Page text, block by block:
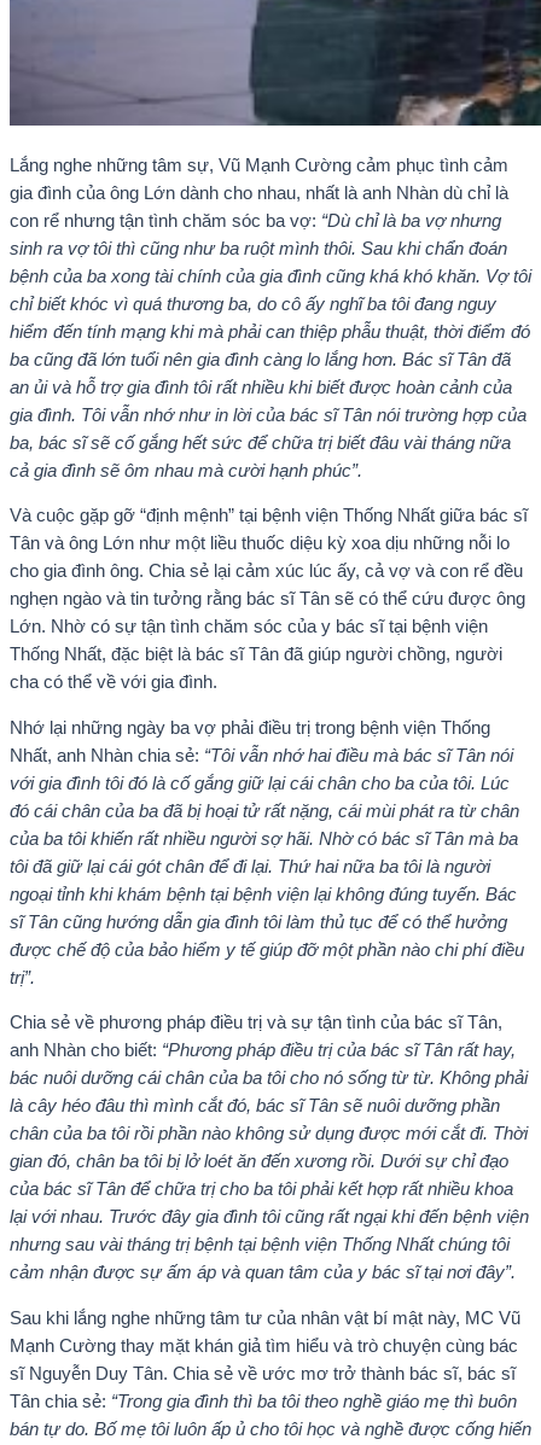
Lắng nghe những tâm sự, Vũ Mạnh Cường cảm phục tình cảm
gia đình của ông Lớn dành cho nhau, nhất là anh Nhàn dù chỉ là
con rể nhưng tận tình chăm sóc ba vợ: “Dù chỉ là ba vợ nhưng
sinh ra vợ tôi thì cũng như ba ruột mình thôi. Sau khi chẩn đoán
bệnh của ba xong tài chính của gia đình cũng khá khó khăn. Vợ tôi
chỉ biết khóc vì quá thương ba, do cô ấy nghĩ ba tôi đang nguy
hiểm đến tính mạng khi mà phải can thiệp phẫu thuật, thời điểm đó
ba cũng đã lớn tuổi nên gia đình càng lo lắng hơn. Bác sĩ Tân đã
an ủi và hỗ trợ gia đình tôi rất nhiều khi biết được hoàn cảnh của
gia đình. Tôi vẫn nhớ như in lời của bác sĩ Tân nói trường hợp của
ba, bác sĩ sẽ cố gắng hết sức để chữa trị biết đâu vài tháng nữa
cả gia đình sẽ ôm nhau mà cười hạnh phúc”.
Và cuộc gặp gỡ “định mệnh” tại bệnh viện Thống Nhất giữa bác sĩ
Tân và ông Lớn như một liều thuốc diệu kỳ xoa dịu những nỗi lo
cho gia đình ông. Chia sẻ lại cảm xúc lúc ấy, cả vợ và con rể đều
nghẹn ngào và tin tưởng rằng bác sĩ Tân sẽ có thể cứu được ông
Lớn. Nhờ có sự tận tình chăm sóc của y bác sĩ tại bệnh viện
Thống Nhất, đặc biệt là bác sĩ Tân đã giúp người chồng, người
cha có thể về với gia đình.
Nhớ lại những ngày ba vợ phải điều trị trong bệnh viện Thống
Nhất, anh Nhàn chia sẻ: “Tôi vẫn nhớ hai điều mà bác sĩ Tân nói
với gia đình tôi đó là cố gắng giữ lại cái chân cho ba của tôi. Lúc
đó cái chân của ba đã bị hoại tử rất nặng, cái mùi phát ra từ chân
của ba tôi khiến rất nhiều người sợ hãi. Nhờ có bác sĩ Tân mà ba
tôi đã giữ lại cái gót chân để đi lại. Thứ hai nữa ba tôi là người
ngoại tỉnh khi khám bệnh tại bệnh viện lại không đúng tuyến. Bác
sĩ Tân cũng hướng dẫn gia đình tôi làm thủ tục để có thể hưởng
được chế độ của bảo hiểm y tế giúp đỡ một phần nào chi phí điều
trị”.
Chia sẻ về phương pháp điều trị và sự tận tình của bác sĩ Tân,
anh Nhàn cho biết: “Phương pháp điều trị của bác sĩ Tân rất hay,
bác nuôi dưỡng cái chân của ba tôi cho nó sống từ từ. Không phải
là cây héo đâu thì mình cắt đó, bác sĩ Tân sẽ nuôi dưỡng phần
chân của ba tôi rồi phần nào không sử dụng được mới cắt đi. Thời
gian đó, chân ba tôi bị lở loét ăn đến xương rồi. Dưới sự chỉ đạo
của bác sĩ Tân để chữa trị cho ba tôi phải kết hợp rất nhiều khoa
lại với nhau. Trước đây gia đình tôi cũng rất ngại khi đến bệnh viện
nhưng sau vài tháng trị bệnh tại bệnh viện Thống Nhất chúng tôi
cảm nhận được sự ấm áp và quan tâm của y bác sĩ tại nơi đây”.
Sau khi lắng nghe những tâm tư của nhân vật bí mật này, MC Vũ
Mạnh Cường thay mặt khán giả tìm hiểu và trò chuyện cùng bác
sĩ Nguyễn Duy Tân. Chia sẻ về ước mơ trở thành bác sĩ, bác sĩ
Tân chia sẻ: “Trong gia đình thì ba tôi theo nghề giáo mẹ thì buôn
bán tự do. Bố mẹ tôi luôn ấp ủ cho tôi học và nghề được cống hiến